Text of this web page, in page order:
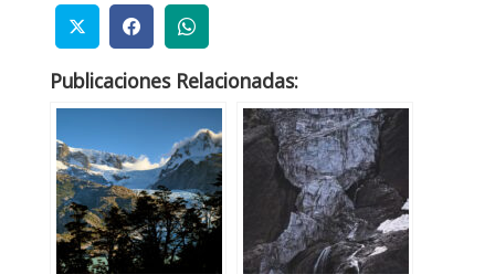
Publicaciones Relacionadas: